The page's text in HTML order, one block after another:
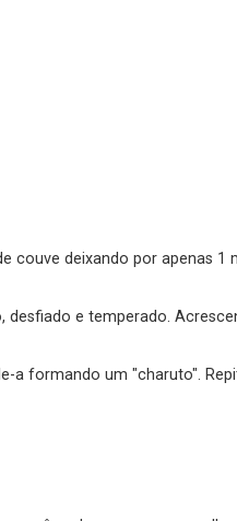
couve deixando por apenas 1
e temperado.
a formando um "charuto".